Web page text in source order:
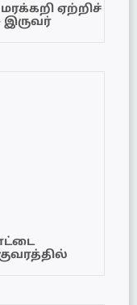
ஏற்றிச்
இருவர்